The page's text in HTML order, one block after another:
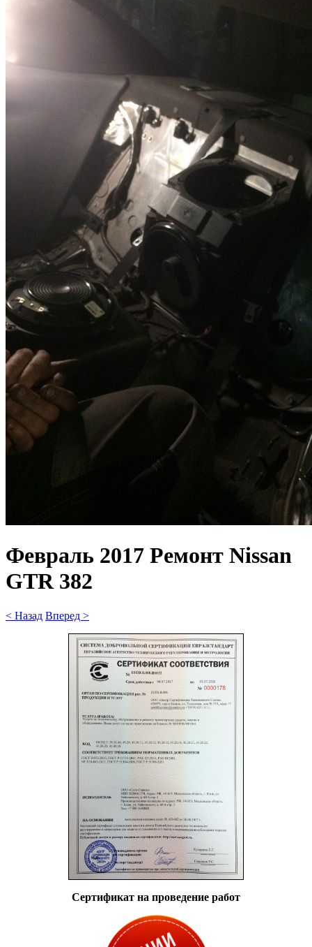
Февраль 2017 Ремонт Nissan
GTR 382
< Назад Вперед >
Сертификат на проведение работ